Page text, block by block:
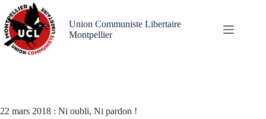
Passer
au
contenu
Union Communiste Libertaire
Montpellier
22 mars 2018 : Ni oubli, Ni pardon !